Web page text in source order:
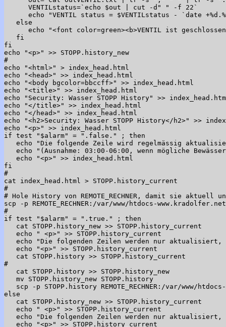
      VENTILstatus=`echo $out | cut -d" " -f 22`
echo "VENTIL status = $VENTILstatus - `date
   else
echo "<font color=green><b>VENTIL ist
   fi
fi
echo "<p>" >> STOPP.history_new
#
echo "<html>" > index_head.html
echo "<head>" >> index_head.html
echo "<body bgcolor=bbccff>" >> index_head.html
echo "<title>" >> index_head.html
echo "Security: Wasser STOPP History" >>
echo "</title>" >> index_head.html
echo "</head>" >> index_head.html
echo "<h2>Security: Wasser STOPP History</h2>" >>
echo "<p>" >> index_head.html
if test "$alarm" = ".false." ; then
echo "Die folgende Zeile wird regelmässig
echo "(Ausnahme: 03:00-06:00, wenn mögliche
   echo "<p>" >> index_head.html
fi
#
cat index_head.html > STOPP.history_current
#
# Hole History von REMOTE_RECHNER, damit sie
scp -p REMOTE_RECHNER:/var/www/htdocs-
#
if test "$alarm" = ".true." ; then
   cat STOPP.history_new >> STOPP.history_current
   echo " <p>" >> STOPP.history_current
echo "Die folgenden Zeilen werden nur
   echo "<p>" >> STOPP.history_current
   cat STOPP.history >> STOPP.history_current
#
   cat STOPP.history >> STOPP.history_new
   mv STOPP.history_new STOPP.history
scp -p STOPP.history REMOTE_RECHNER:/var/www/
else
   cat STOPP.history_new >> STOPP.history_current
   echo " <p>" >> STOPP.history_current
echo "Die folgenden Zeilen werden nur
   echo "<p>" >> STOPP.history_current